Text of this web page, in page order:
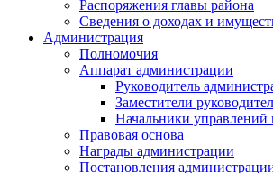
Распоряжения главы района
Сведения о доходах и
Администрация
Полномочия
Аппарат администрации
Руководитель
Заместители
Начальники управлений
Правовая основа
Награды администрации
Постановления